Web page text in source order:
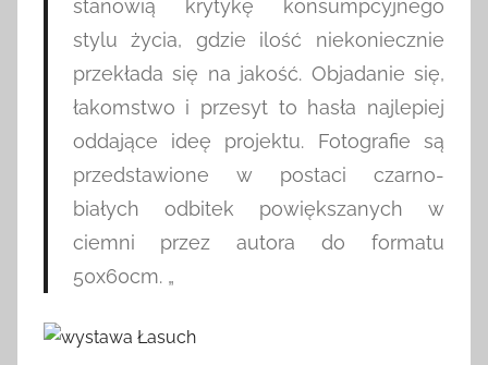
stanowią krytykę konsumpcyjnego
stylu życia, gdzie ilość niekoniecznie
przekłada się na jakość. Objadanie się,
łakomstwo i przesyt to hasła najlepiej
oddające ideę projektu. Fotografie są
przedstawione w postaci czarno-
białych odbitek powiększanych w
ciemni przez autora do formatu
50x60cm. „